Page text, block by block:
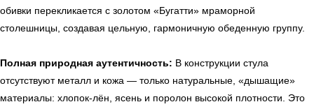
обивки перекликается с золотом «Бугатти» мраморной
столешницы, создавая цельную, гармоничную обеденную группу.
Полная природная аутентичность: В конструкции стула
отсутствуют металл и кожа — только натуральные, «дышащие»
материалы: хлопок-лён, ясень и поролон высокой плотности. Это